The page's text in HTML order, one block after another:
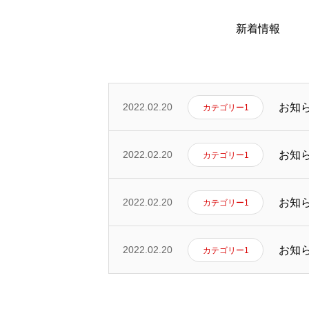
私たちの想い(社長あいさつ)
会社概要
社員インタビュー
新着情報
2022.02.20 カテゴリー1 お知
2022.02.20 カテゴリー1 お知
2022.02.20 カテゴリー1 お知
2022.02.20 カテゴリー1 お知